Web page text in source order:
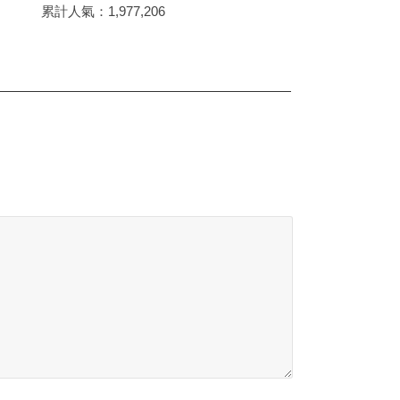
累計人氣： 1,977,206